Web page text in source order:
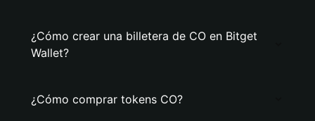
¿Cómo crear una billetera de CO en Bitget
Wallet?
¿Cómo comprar tokens CO?